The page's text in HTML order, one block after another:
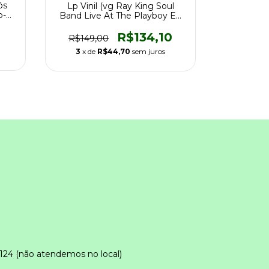
Lp Vinil (vg Ray King Soul
Band Live At The Playboy Ed
R$149,00
R$134,10
3 x de R$44,70 sem juros
(não atendemos no local)